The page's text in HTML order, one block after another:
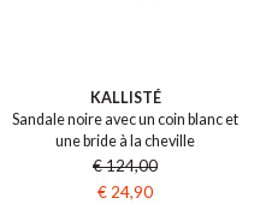
KALLISTÉ
Sandale noire avec un coin blanc et
une bride à la cheville
€ 124,00
€ 24,90